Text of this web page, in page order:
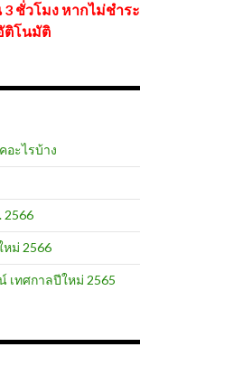
ชั่วโมง หากไม่ชำระ
ติโนมัติ
อะไรบ้าง
2566
หม่ 2566
เทศกาลปีใหม่ 2565